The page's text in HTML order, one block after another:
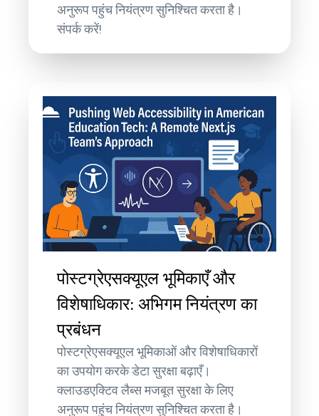
अनुरूप पहुंच नियंत्रण सुनिश्चित करता है।
संपर्क करें!
पोस्टग्रेएसक्यूएल भूमिकाएँ और
विशेषाधिकार: अभिगम नियंत्रण का
प्रबंधन
पोस्टग्रेएसक्यूएल भूमिकाओं और विशेषाधिकारों
का उपयोग करके डेटा सुरक्षा बढ़ाएँ।
क्लाउडएक्टिव लैब्स मजबूत सुरक्षा के लिए
अनुरूप पहुंच नियंत्रण सुनिश्चित करता है।